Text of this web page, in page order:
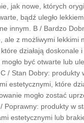
jak nowe, których
bądź uległo
innym. B / Bardzo
ale z możliwymi lekkimi
działają doskonale
być otwarte lub
/ Stan Dobry: produkty
estetycznymi, które
mogło zostać
Poprawny: produkty w
estetycznymi lub